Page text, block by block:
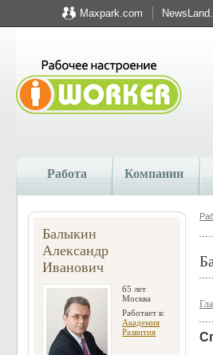
Maxpark.com
Работа Компании
Балыкин
Александр
Иванович
65 лет
Москва
Работает в:
Академия
Развития